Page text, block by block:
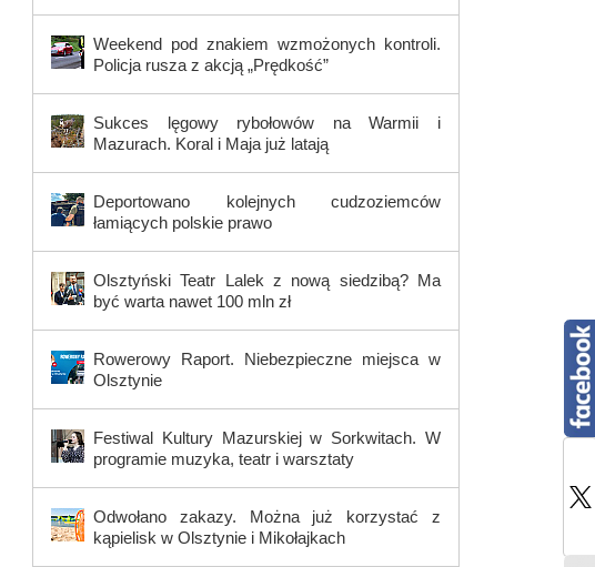
Weekend pod znakiem wzmożonych kontroli.
Policja rusza z akcją „Prędkość”
Sukces lęgowy rybołowów na Warmii i
Mazurach. Koral i Maja już latają
Deportowano kolejnych cudzoziemców
łamiących polskie prawo
Olsztyński Teatr Lalek z nową siedzibą? Ma
być warta nawet 100 mln zł
Rowerowy Raport. Niebezpieczne miejsca w
Olsztynie
Festiwal Kultury Mazurskiej w Sorkwitach. W
programie muzyka, teatr i warsztaty
Odwołano zakazy. Można już korzystać z
kąpielisk w Olsztynie i Mikołajkach